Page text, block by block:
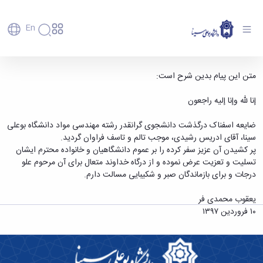
En
دانشگاه
تاریخچه
و
معرفی
برنامه
راهبردی
دانشگاه
نقشه
دانشگاه
ساختار
سازمانی
سازمان
دانشگاه
آموزش
پذیرش
کارشناسی
تحصیلات
تکمیلی
پسا
دکترا
استعدادهای
درخشان
دانشجویان
غیرایرانی
مهمانی
و
انتقال
پژوهش
فناوری و
کارآفرینی
ارتباط
با
صنعت
پردیس
علم
فناوری
مراکز
و فناوری
پژوهشکده
دانشکده‌ها
پردیس
مهندسی
کشاورزی
شیمی
و
علوم
علوم
انسانی
و
رفاهی
پرسنل
اداره
رفاه
کارکنان
مهمانسرای
رفاهی
دانشجویان
امور
دانشجویان
هیأت
علمی
کارکنان
دانشجویان
فارغ
فوق
برنامه
فعالیت‌های
پایگاه
دکتر یعقوب محمدی فر رئیس دانشگاه، در پیامی
مهندسی مواد دانشگاه بوعلی سینا را تسلیت گفت.
- دانشگاه بوعلی سینا همدان
متن این پیام بدین شرح است:
إنا لله وإنا إلیه راجعون
ضایعه اسفناک درگذشت دانشجوی گرانقدر رشته مهندسی مواد دانشگاه بوعلی
سینا، آقای ادریس رشیدی، موجب تالم و تاسف فراوان گردید.
پر کشیدن آن عزیز سفر کرده را بر عموم دانشگاهیان و خانواده محترم ایشان
تسلیت و تعزیت عرض نموده و از درگاه خداوند متعال برای آن مرحوم علو
درجات و برای بازماندگان صبر و شکیبایی مسالت دارم.
یعقوب محمدی فر
۱۰ فروردین ۱۳۹۷